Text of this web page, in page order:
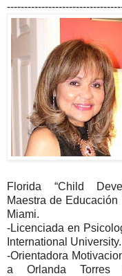
Florida “Child
Maestra de
Miami.
-Licenciada en
International University.
-Orientadora
a Orlanda